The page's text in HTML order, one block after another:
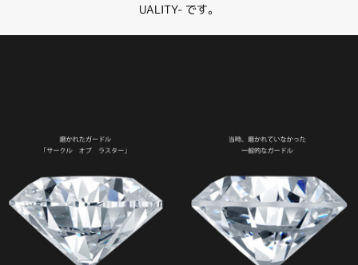
UALITY- です。